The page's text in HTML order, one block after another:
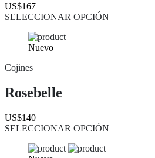
US$167
SELECCIONAR OPCIÓN
Nuevo
Cojines
Rosebelle
US$140
SELECCIONAR OPCIÓN